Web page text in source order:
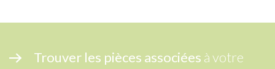
Trouver les pièces associées à votre